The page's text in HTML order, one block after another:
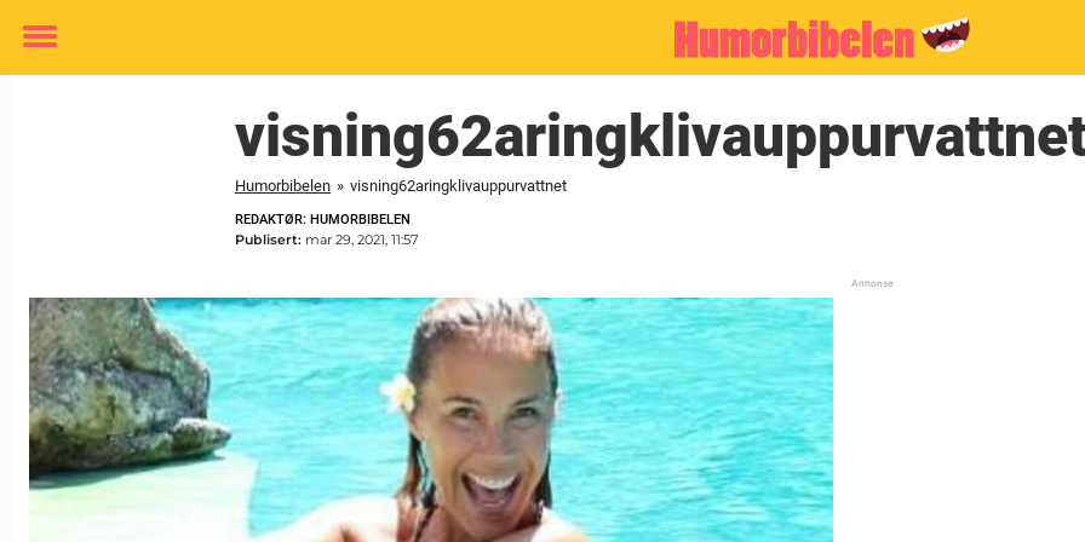
Toggle
Humorbibelen » visning62aringklivauppurvattnet
REDAKTØR: HUMORBIBELEN
Publisert: mar 29, 2021, 11:57